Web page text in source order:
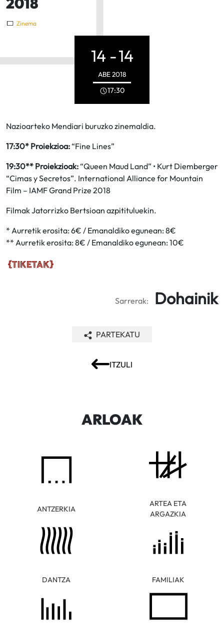
Zinema
14 -14
ABE2018
17:30
Nazioarteko Mendiari buruzko zinemaldia.
17:30* Proiekzioa:“Fine Lines”
19:30** Proiekzioak:“Queen Maud Land” • Kurt Diemberger
“Cimas y Secretos”. International Alliance for Mountain
Film – IAMF Grand Prize 2018
Filmak Jatorrizko Bertsioan azpitituluekin.
* Aurretik erosita: 6€ / Emanaldiko egunean: 8€
** Aurretik erosita: 8€ / Emanaldiko egunean: 10€
Sarrerak: Dohainik
ITZULI
PARTEKATU
ARLOAK
ANTZERKIA
ARTEA ETA
ARGAZKIA
DANTZA FAMILIAK